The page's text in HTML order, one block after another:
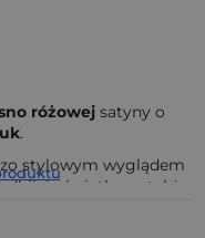
różowej satyny o
.
stylowym wyglądem
światło, są także